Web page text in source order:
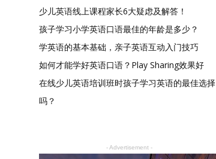
少儿英语线上课程家长6大疑虑及解答！
孩子学习小学英语口语最佳的年龄是多少？
学英语的基本基础，亲子英语互动入门技巧
如何才能学好英语口语？Play Sharing效果好
在线少儿英语培训班时孩子学习英语的最佳选择
吗？
- Advertisement -